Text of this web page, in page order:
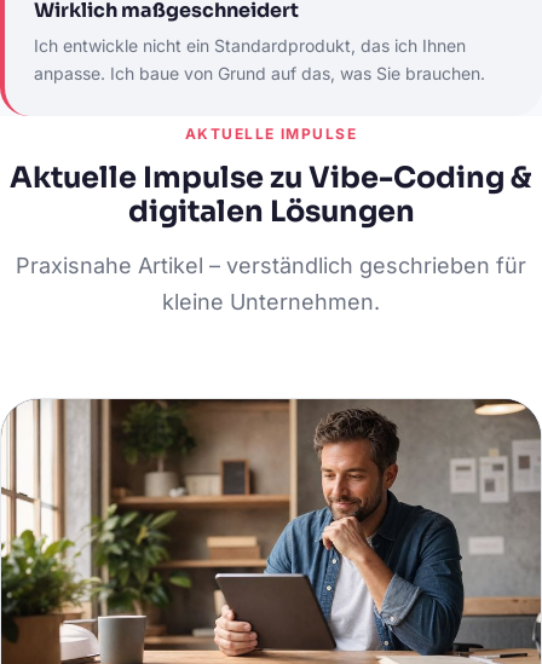
Wirklich maßgeschneidert
Ich entwickle nicht ein Standardprodukt, das ich Ihnen
anpasse. Ich baue von Grund auf das, was Sie brauchen.
AKTUELLE IMPULSE
Aktuelle Impulse zu Vibe-Coding &
digitalen Lösungen
Praxisnahe Artikel – verständlich geschrieben für
kleine Unternehmen.